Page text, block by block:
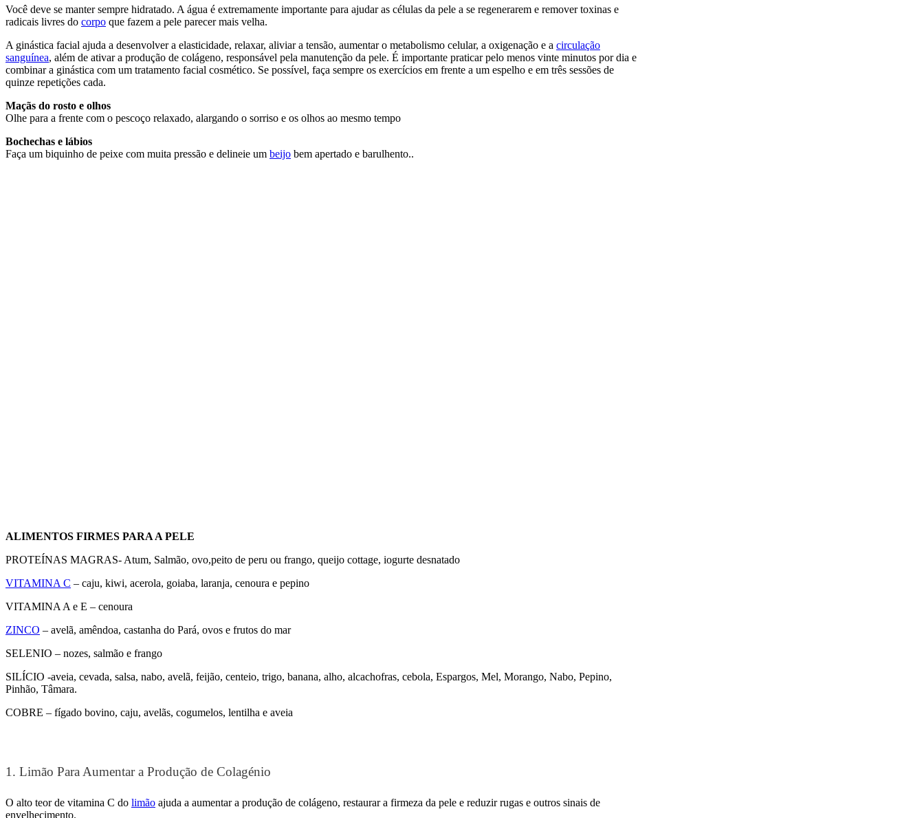
Você deve se manter sempre hidratado. A água é extremamente importante para ajudar as células da pele a se regenerarem e remover toxinas e
radicais livres do corpo que fazem a pele parecer mais velha.
A ginástica facial ajuda a desenvolver a elasticidade, relaxar, aliviar a tensão, aumentar o metabolismo celular, a oxigenação e a circulação
sanguínea, além de ativar a produção de colágeno, responsável pela manutenção da pele. É importante praticar pelo menos vinte minutos por dia e
combinar a ginástica com um tratamento facial cosmético. Se possível, faça sempre os exercícios em frente a um espelho e em três sessões de
quinze repetições cada.
Maçãs do rosto e olhos
Olhe para a frente com o pescoço relaxado, alargando o sorriso e os olhos ao mesmo tempo
Bochechas e lábios
Faça um biquinho de peixe com muita pressão e delineie um beijo bem apertado e barulhento..
ALIMENTOS FIRMES PARA A PELE
PROTEÍNAS MAGRAS- Atum, Salmão, ovo,peito de peru ou frango, queijo cottage, iogurte desnatado
VITAMINA C – caju, kiwi, acerola, goiaba, laranja, cenoura e pepino
VITAMINA A e E – cenoura
ZINCO – avelã, amêndoa, castanha do Pará, ovos e frutos do mar
SELENIO – nozes, salmão e frango
SILÍCIO -aveia, cevada, salsa, nabo, avelã, feijão, centeio, trigo, banana, alho, alcachofras, cebola, Espargos, Mel, Morango, Nabo, Pepino,
Pinhão, Tâmara.
COBRE – fígado bovino, caju, avelãs, cogumelos, lentilha e aveia
1. Limão Para Aumentar a Produção de Colagénio
O alto teor de vitamina C do limão ajuda a aumentar a produção de colágeno, restaurar a firmeza da pele e reduzir rugas e outros sinais de
envelhecimento.